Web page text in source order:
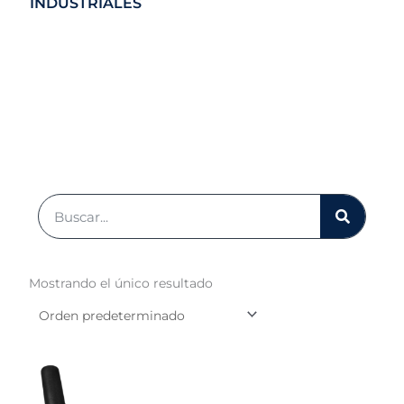
Buscar
Mostrando el único resultado